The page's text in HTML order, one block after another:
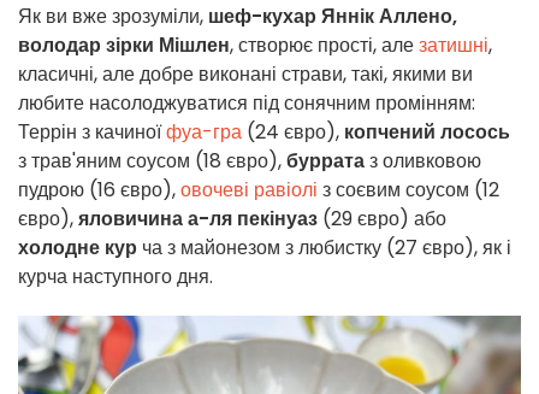
Як ви вже зрозуміли, шеф-кухар Яннік Аллено,
володар зірки Мішлен, створює прості, алезатишні,
класичні, але добре виконані страви, такі, якими ви
любите насолоджуватися під сонячним промінням:
Террін з качиноїфуа-гра (24 євро), копчений лосось
з трав'яним соусом (18 євро),бурратаз оливковою
пудрою (16 євро),овочеві равіолі з соєвим соусом (12
євро),яловичина а-ля пекінуаз (29 євро) або
холодне кур ча з майонезом з любистку (27 євро), як і
курча наступного дня.